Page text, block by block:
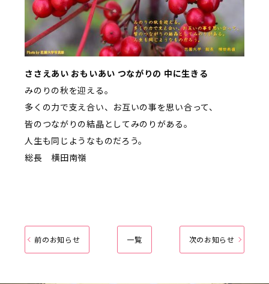
ささえあい おもいあい つながりの 中に生きる
みのりの秋を迎える。
多くの力で支え合い、お互いの事を思い合って、
皆のつながりの結晶としてみのりがある。
人生も同じようなものだろう。
総長 横田南嶺
前のお知らせ 一覧 次のお知らせ